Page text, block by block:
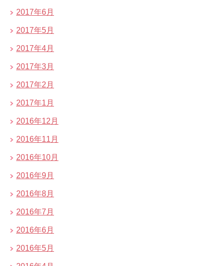
2017年6月
2017年5月
2017年4月
2017年3月
2017年2月
2017年1月
2016年12月
2016年11月
2016年10月
2016年9月
2016年8月
2016年7月
2016年6月
2016年5月